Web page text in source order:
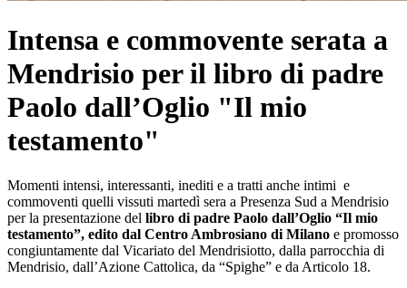
Intensa e commovente serata a
Mendrisio per il libro di padre
Paolo dall’Oglio "Il mio
testamento"
Momenti intensi, interessanti, inediti e a tratti anche intimi e
commoventi quelli vissuti martedì sera a Presenza Sud a Mendrisio
per la presentazione del libro di padre Paolo dall’Oglio “Il mio
testamento”, edito dal Centro Ambrosiano di Milano e promosso
congiuntamente dal Vicariato del Mendrisiotto, dalla parrocchia di
Mendrisio, dall’Azione Cattolica, da “Spighe” e da Articolo 18.